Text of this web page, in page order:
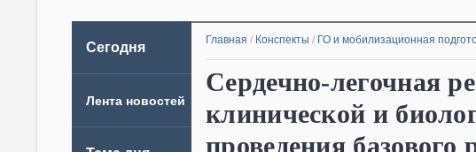
Сегодня
Лента новостей
Главная / Конспекты / ГО и мобилизационная
Сердечно-легочная
клинической и
проведения